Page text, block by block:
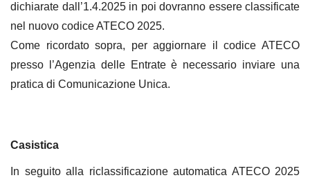
dichiarate dall’1.4.2025 in poi dovranno essere classificate
nel nuovo codice ATECO 2025.
Come ricordato sopra, per aggiornare il codice ATECO
presso l’Agenzia delle Entrate è necessario inviare una
pratica di Comunicazione Unica.
Casistica
In seguito alla riclassificazione automatica ATECO 2025